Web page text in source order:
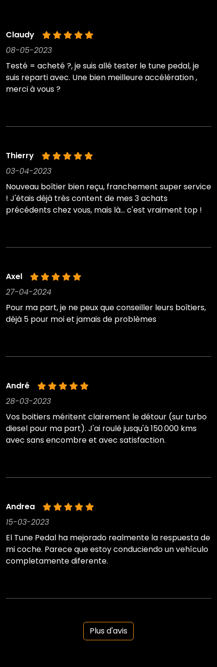
Claudy
08-05-2023
Testé = acheté ?, je suis allé tester le tune pedal, je
suis reparti avec. Une bien meilleure accélération ,
merci à vous ?
Thierry
03-04-2023
Nouveau boîtier bien reçu, franchement super service
! J'étais déjà très content de mes 3 achats
précédents chez vous, mais là... c'est vraiment top !
Axel
27-04-2024
Pour ma part, je ne peux que conseiller leurs boîtiers,
déjà 5 pour moi et jamais de problèmes
André
28-03-2023
Vos boitiers méritent clairement le détour (sur turbo
diesel pour ma part). J'ai roulé jusqu'à 150.000 kms
avec sans encombre et avec satisfaction.
Andrea
15-03-2023
El Tune Pedal ha mejorado realmente la respuesta de
mi coche. Parece que estoy conduciendo un vehículo
completamente diferente.
Plus d'avis